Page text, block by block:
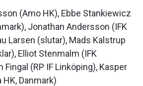
(Amo HK), Ebbe Stankiewicz
Jonathan Andersson (IFK
Larsen (slutar), Mads Kalstrup
Elliot Stenmalm (IFK
Fingal (RP IF Linköping), Kasper
Danmark)